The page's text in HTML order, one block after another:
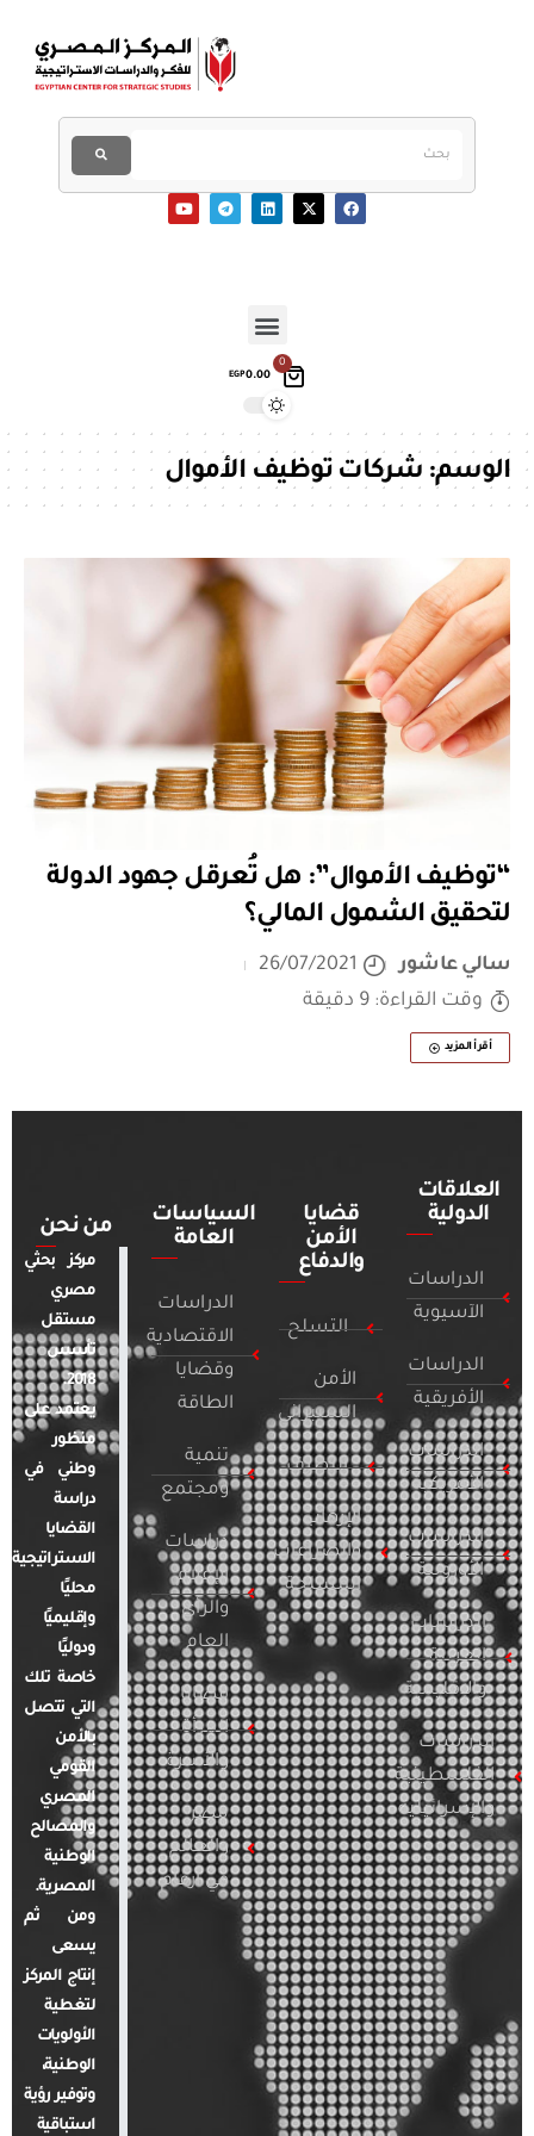
0
EGP0.00
الوسم:شركات توظيف الأموال
“توظيف الأموال”: هل تُعرقل جهود الدولة
لتحقيق الشمول المالي؟
سالي عاشور
26/07/2021
وقت القراءة: 9 دقيقة
أقرأ المزيد
العلاقات
الدولية
الدراسات
الآسيوية
الدراسات
الأفريقية
الدراسات
الأمريكية
الدراسات
الأوروبية
الدراسات
العربية
والإقليمية
الدراسات
الفلسطينية
والإسرائيلية
قضايا
الأمن
والدفاع
التسلح
الأمن
السيبراني
التطرف
الإرهاب
والصراعات
المسلحة
السياسات
العامة
الدراسات
الاقتصادية
وقضايا
الطاقة
تنمية
ومجتمع
دراسات
الإعلام
والرأي
العام
قضايا
المرأة
والأسرة
مصر
والعالم
في أرقام
من نحن
مركز بحثي
مصري
مستقل
تأسس
2018.
يعتمد على
منظور
وطني في
دراسة
القضايا
الاستراتيجية
محليًا
وإقليميًا
ودوليًا
خاصة تلك
التي تتصل
بالأمن
القومي
المصري
والمصالح
الوطنية
المصرية.
ومن ثم
يسعى
إنتاج المركز
لتغطية
الأولويات
الوطنية،
وتوفير رؤية
استباقية